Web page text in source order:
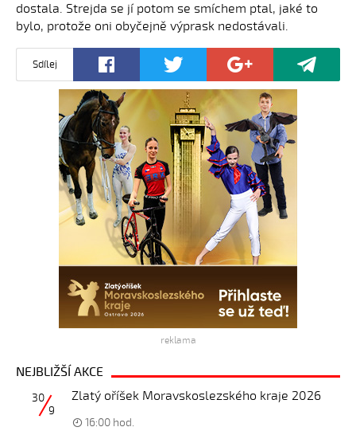
dostala. Strejda se jí potom se smíchem ptal, jaké to
bylo, protože oni obyčejně výprask nedostávali.
Sdílej
reklama
NEJBLIŽŠÍ AKCE
Zlatý oříšek Moravskoslezského kraje 2026
30
9
16:00 hod.